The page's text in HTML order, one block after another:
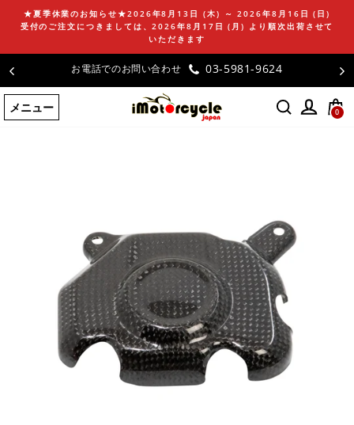
ン
ツ
に
ス
キ
★夏季休業のお知らせ★2026年8月13日 (木) ～ 2026年8月16日 (日)
受付のご注文につきましては、2026年8月17日 (月) より順次出荷させて
いただきます
9624 お客様の声
メニュー 0